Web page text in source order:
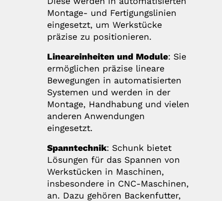
Montage- und Fertigungslinien
eingesetzt, um Werkstücke
präzise zu positionieren.
Lineareinheiten und Module: Sie
ermöglichen präzise lineare
Bewegungen in automatisierten
Systemen und werden in der
Montage, Handhabung und vielen
anderen Anwendungen
eingesetzt.
Spanntechnik: Schunk bietet
Lösungen für das Spannen von
Werkstücken in Maschinen,
insbesondere in CNC-Maschinen,
an. Dazu gehören Backenfutter,